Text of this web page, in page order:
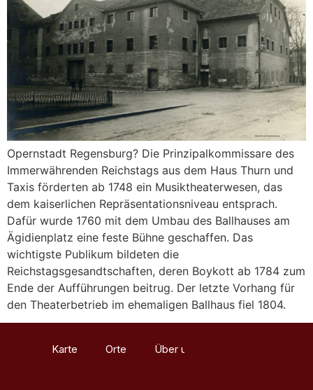
Opernstadt Regensburg? Die Prinzipalkommissare des
Immerwährenden Reichstags aus dem Haus Thurn und
Taxis förderten ab 1748 ein Musiktheaterwesen, das
dem kaiserlichen Repräsentationsniveau entsprach.
Dafür wurde 1760 mit dem Umbau des Ballhauses am
Ägidienplatz eine feste Bühne geschaffen. Das
wichtigste Publikum bildeten die
Reichstagsgesandtschaften, deren Boykott ab 1784 zum
Ende der Aufführungen beitrug. Der letzte Vorhang für
den Theaterbetrieb im ehemaligen Ballhaus fiel 1804.
Karte Orte Über uns